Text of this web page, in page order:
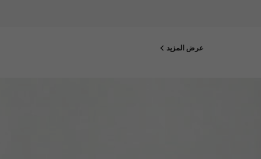
عرض المزيد